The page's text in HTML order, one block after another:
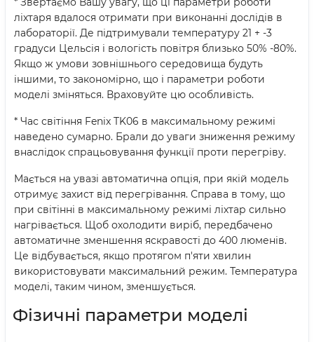
ліхтаря вдалося отримати при виконанні дослідів в
лабораторії. Де підтримували температуру 21 + -3
градуси Цельсія і вологість повітря близько 50% -80%.
Якщо ж умови зовнішнього середовища будуть
іншими, то закономірно, що і параметри роботи
моделі зміняться. Враховуйте цю особливість.
* Час світіння Fenix TK06 в максимальному режимі
наведено сумарно. Брали до уваги зниження режиму
внаслідок спрацьовування функції проти перегріву.
Мається на увазі автоматична опція, при якій модель
отримує захист від перегрівання. Справа в тому, що
при світінні в максимальному режимі ліхтар сильно
нагрівається. Щоб охолодити виріб, передбачено
автоматичне зменшення яскравості до 400 люменів.
Це відбувається, якщо протягом п'яти хвилин
використовувати максимальний режим. Температура
моделі, таким чином, зменшується.
Фізичні параметри моделі